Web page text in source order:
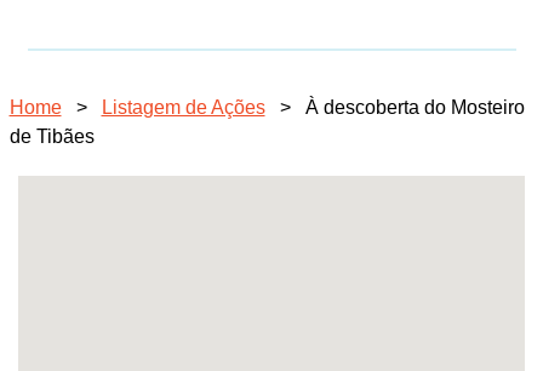
Home > Listagem de Ações >
À descoberta do Mosteiro
de Tibães